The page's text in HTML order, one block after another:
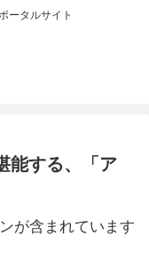
ータルサイト
能する、「ア
が含まれています